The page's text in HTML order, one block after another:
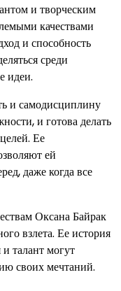
и творческим
качествами
и способность
среди
идеи.
и самодисциплину
и готова делать
Ее
ей
даже когда все
Оксана Байрак
взлета. Ее история
талант могут
своих мечтаний.